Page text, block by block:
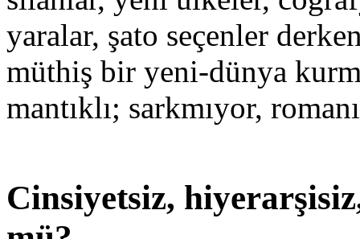
yaralar, şato seçenler
müthiş bir yeni-dünya
mantıklı; sarkmıyor,
Cinsiyetsiz,